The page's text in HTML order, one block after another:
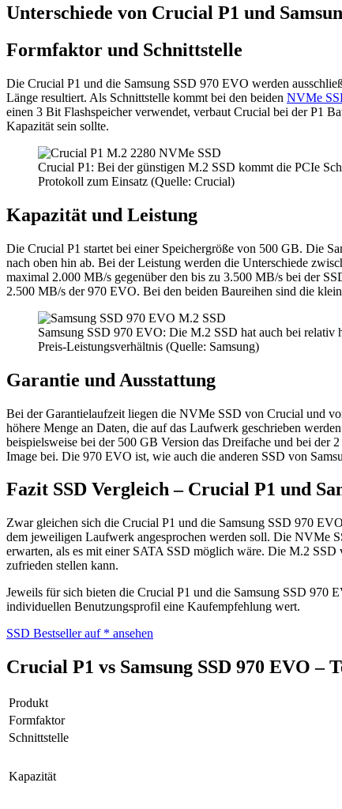
Unterschiede von Crucial P1 und
Formfaktor und Schnittstelle
Die Crucial P1 und die Samsung SSD 970 EVO werden
Länge resultiert. Als Schnittstelle kommt bei den beiden NVMe
einen 3 Bit Flashspeicher verwendet, verbaut Crucial bei der P1
Kapazität sein sollte.
Crucial P1: Bei der günstigen M.2 SSD kommt die PCIe
Protokoll zum Einsatz (Quelle: Crucial)
Kapazität und Leistung
Die Crucial P1 startet bei einer Speichergröße von 500 GB. Die
nach oben hin ab. Bei der Leistung werden die Unterschiede
maximal 2.000 MB/s gegenüber den bis zu 3.500 MB/s bei der
2.500 MB/s der 970 EVO. Bei den beiden Baureihen sind die
Samsung SSD 970 EVO: Die M.2 SSD hat auch bei relativ
Preis-Leistungsverhältnis (Quelle: Samsung)
Garantie und Ausstattung
Bei der Garantielaufzeit liegen die NVMe SSD von Crucial und
höhere Menge an Daten, die auf das Laufwerk geschrieben
beispielsweise bei der 500 GB Version das Dreifache und bei der
Image bei. Die 970 EVO ist, wie auch die anderen SSD von
Fazit SSD Vergleich – Crucial P1 und
Zwar gleichen sich die Crucial P1 und die Samsung SSD 970
dem jeweiligen Laufwerk angesprochen werden soll. Die NVMe
erwarten, als es mit einer SATA SSD möglich wäre. Die M.2 SSD
zufrieden stellen kann.
Jeweils für sich bieten die Crucial P1 und die Samsung SSD 970
individuellen Benutzungsprofil eine Kaufempfehlung wert.
SSD Bestseller auf * ansehen
Crucial P1 vs Samsung SSD 970 EVO –
Produkt
Formfaktor
Schnittstelle
Kapazität